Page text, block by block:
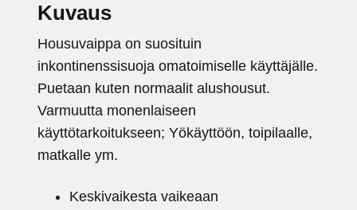
Kuvaus
Housuvaippa on suosituin
inkontinenssisuoja omatoimiselle käyttäjälle.
Puetaan kuten normaalit alushousut.
Varmuutta monenlaiseen
käyttötarkoitukseen; Yökäyttöön, toipilaalle,
matkalle ym.
Keskivaikesta vaikeaan